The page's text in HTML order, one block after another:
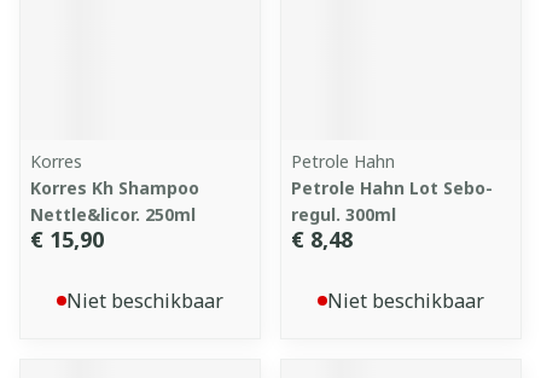
Korres
Korres Kh Shampoo
Nettle&licor. 250ml
€ 15,90
Niet beschikbaar
Petrole Hahn
Petrole Hahn Lot Sebo-
regul. 300ml
€ 8,48
Niet beschikbaar